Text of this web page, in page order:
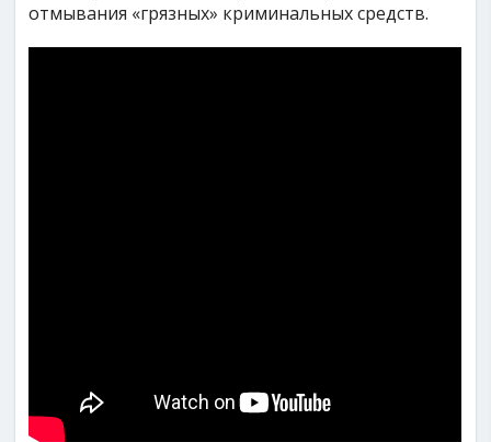
отмывания «грязных» криминальных средств.